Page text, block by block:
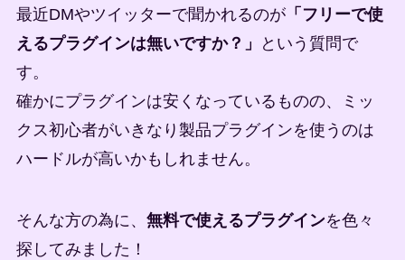
最近DMやツイッターで聞かれるのが「フリーで使
えるプラグインは無いですか？」
という質問で
す。
確かにプラグインは安くなっているものの、ミッ
クス初心者がいきなり製品プラグインを使うのは
ハードルが高いかもしれません。
そんな方の為に、 無料で使えるプラグインを色々
探してみました！